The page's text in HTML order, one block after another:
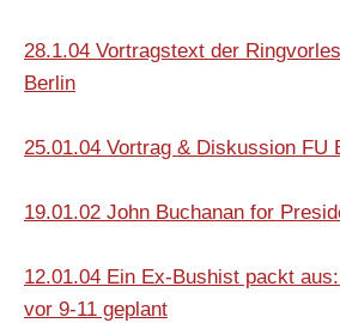
28.1.04 Vortragstext der
Berlin
25.01.04 Vortrag & Diskussion FU
19.01.02 John Buchanan for
12.01.04 Ein Ex-Bushist packt
vor 9-11 geplant